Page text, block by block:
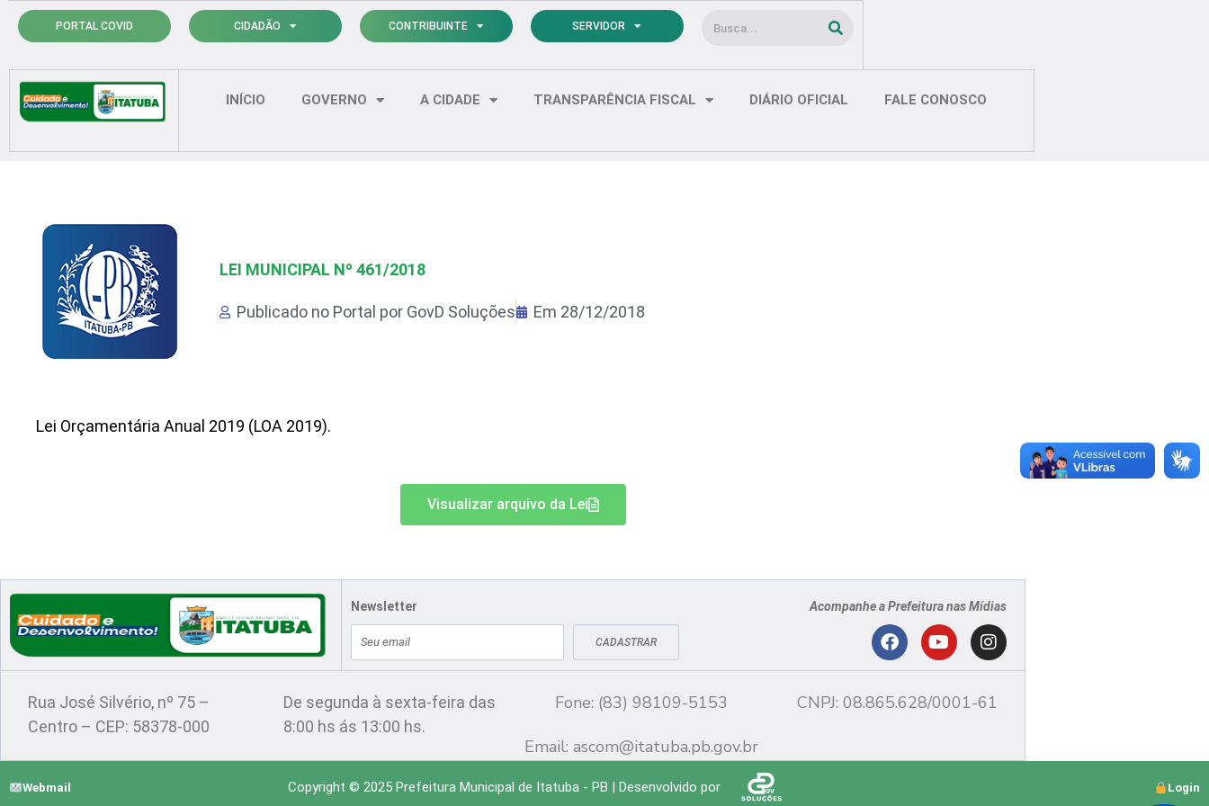
para
conteúdo
PORTAL COVID CIDADÃO CONTRIBUINTE SERVIDOR Pesquisar
INÍCIO GOVERNO A CIDADE TRANSPARÊNCIA FISCAL DIÁRIO OFICIAL FALE CONOSCO
LEI MUNICIPAL Nº 461/2018
Publicado no Portal por GovD Soluções Em 28/12/2018
Lei Orçamentária Anual 2019 (LOA 2019).
Visualizar arquivo da Lei
Newsletter
mail
CADASTRAR
Acompanhe a Prefeitura nas Mídias
F
c
o
Y
u
b
I
s
g
Localização
Rua José Silvério, nº 75 –
Centro – CEP: 58378-000
Atendimento
De segunda à sexta-feira das
8:00 hs ás 13:00 hs.
Fale conosco
Fone: (83) 98109-5153
Email: ascom@itatuba.pb.gov.br
CNPJ: 08.865.628/0001-61
Webmail Copyright © 2025 Prefeitura Municipal de Itatuba - PB | Desenvolvido por Login